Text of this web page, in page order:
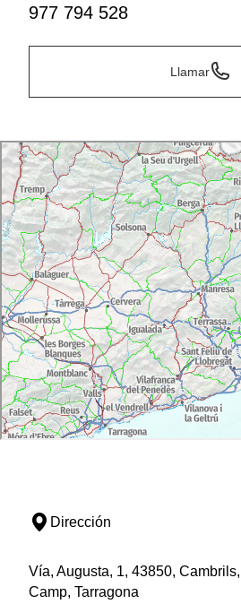
977 794 528
Llamar
Dirección
Vía, Augusta, 1, 43850,
Camp, Tarragona